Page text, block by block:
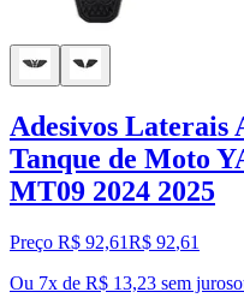
Adesivos Laterais
Tanque de Moto
MT09 2024 2025
Preço R$ 92,61R$ 92,61
Ou 7x de R$ 13,23 sem juros